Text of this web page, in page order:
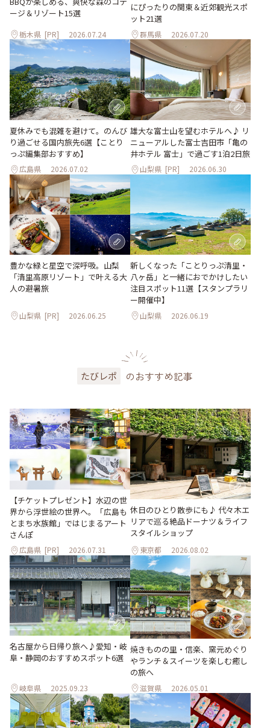
ージ＆リゾート15選
栃木県 [PR] 2026.07.24
にぴったりの関東＆近郊観光スポ
ット21選
群馬県 2026.07.20
夏休みでも混雑を避けて。のんび
り過ごせる国内旅先6選【ことり
っぷ編集部おすすめ】
広島県 2026.07.02
雄大な富士山を望むホテルへ♪ リ
ニューアルした富士吉田市「亀の
井ホテル 富士」で過ごす1泊2日旅
山梨県 [PR] 2026.06.30
豊かな緑と星空で深呼吸。山梨
「清里高原リゾート」で叶える大
人の避暑旅
山梨県 [PR] 2026.06.25
新しくなった「ことりっぷ清里・
八ヶ岳」と一緒におでかけしたい
注目スポット11選【スタンプラリ
ー開催中】
山梨県 2026.06.19
たびレポ のおすすめ記事
【チケットプレゼント】水辺の世
界から浮世絵の世界へ。「広島も
とまち水族館」ではじまるアート
さんぽ
広島県 [PR] 2026.07.31
休日のひとり散歩にも♪ 代々木エ
リアで巡る絶品ドーナツ＆ライフ
スタイルショップ
東京都 2026.08.02
名古屋から日帰り旅へ♪愛知・岐
阜・静岡のおすすめスポット6選
岐阜県 2025.09.23
焼きものの里・信楽、窯元めぐり
やランチ＆スイーツを楽しむ癒し
の旅へ
滋賀県 2026.05.01